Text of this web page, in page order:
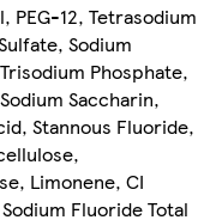
PEG-12, Tetrasodium
Sodium
Phosphate,
Saccharin,
Stannous Fluoride,
Limonene, CI
Fluoride Total